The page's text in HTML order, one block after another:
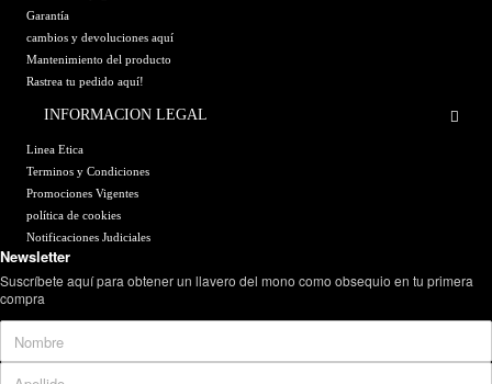
Garantía
cambios y devoluciones aquí
Mantenimiento del producto
Rastrea tu pedido aquí!
INFORMACION LEGAL
Linea Etica
Terminos y Condiciones
Promociones Vigentes
política de cookies
Notificaciones Judiciales
Newsletter
Suscríbete aquí para obtener un llavero del mono como obsequio en tu primera
compra